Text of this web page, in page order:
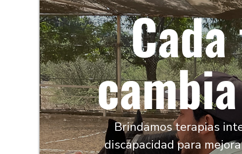
Brindamos terapias
discapacidad para